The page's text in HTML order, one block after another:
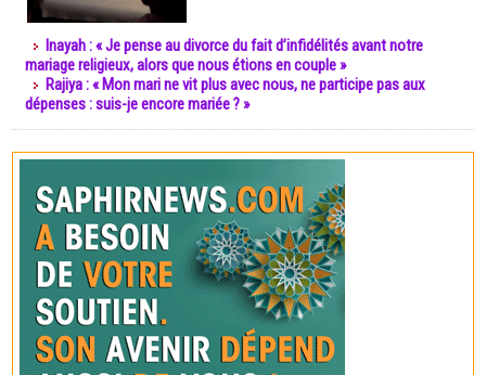
Inayah : « Je pense au divorce du fait d’infidélités avant notre
mariage religieux, alors que nous étions en couple »
Rajiya : « Mon mari ne vit plus avec nous, ne participe pas aux
dépenses : suis-je encore mariée ? »